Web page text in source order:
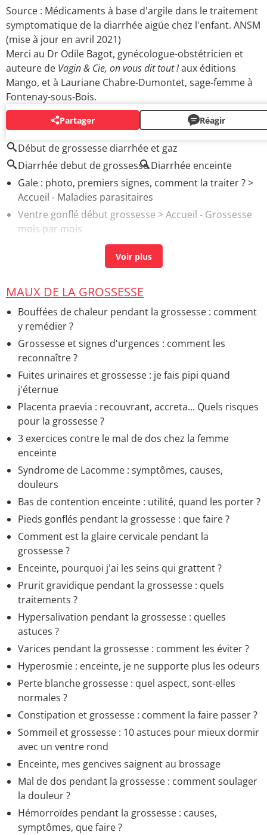
Source : Médicaments à base d'argile dans le traitement
symptomatique de la diarrhée aigüe chez l'enfant. ANSM
(mise à jour en avril 2021)
Merci au Dr Odile Bagot, gynécologue-obstétricien et
auteure de Vagin & Cie, on vous dit tout !aux éditions
Mango, et à Lauriane Chabre-Dumontet, sage-femme à
Fontenay-sous-Bois.
Partager Réagir
AUTOUR DU MÊME SUJET
Début de grossesse diarrhée et gaz
Diarrhée debut de grossesse Diarrhée enceinte
Gale : photo, premiers signes, comment la traiter ?>
Accueil - Maladies parasitaires
Ventre gonflé début grossesse > Accueil - Grossesse
mois par mois
Perte de poids début grossesse> Guide
MAUX DE LA GROSSESSE
Bouffées de chaleur pendant la grossesse : comment
y remédier ?
Grossesse et signes d'urgences : comment les
reconnaître ?
Fuites urinaires et grossesse : je fais pipi quand
j'éternue
Placenta praevia : recouvrant, accreta... Quels risques
pour la grossesse ?
3 exercices contre le mal de dos chez la femme
enceinte
Syndrome de Lacomme : symptômes, causes,
douleurs
Bas de contention enceinte : utilité, quand les porter ?
Pieds gonflés pendant la grossesse : que faire ?
Comment est la glaire cervicale pendant la
grossesse ?
Enceinte, pourquoi j'ai les seins qui grattent ?
Prurit gravidique pendant la grossesse : quels
traitements ?
Hypersalivation pendant la grossesse : quelles
astuces ?
Varices pendant la grossesse : comment les éviter ?
Hyperosmie : enceinte, je ne supporte plus les odeurs
Perte blanche grossesse : quel aspect, sont-elles
normales ?
Constipation et grossesse : comment la faire passer ?
Sommeil et grossesse : 10 astuces pour mieux dormir
avec un ventre rond
Enceinte, mes gencives saignent au brossage
Mal de dos pendant la grossesse : comment soulager
la douleur ?
Hémorroïdes pendant la grossesse : causes,
symptômes, que faire ?